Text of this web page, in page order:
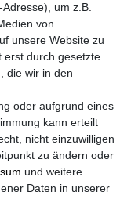
um z.B.
von
unsere Website zu
erst durch gesetzte
die wir in den
oder aufgrund eines
kann erteilt
nicht einzuwilligen
zu ändern oder
und weitere
Daten in unserer